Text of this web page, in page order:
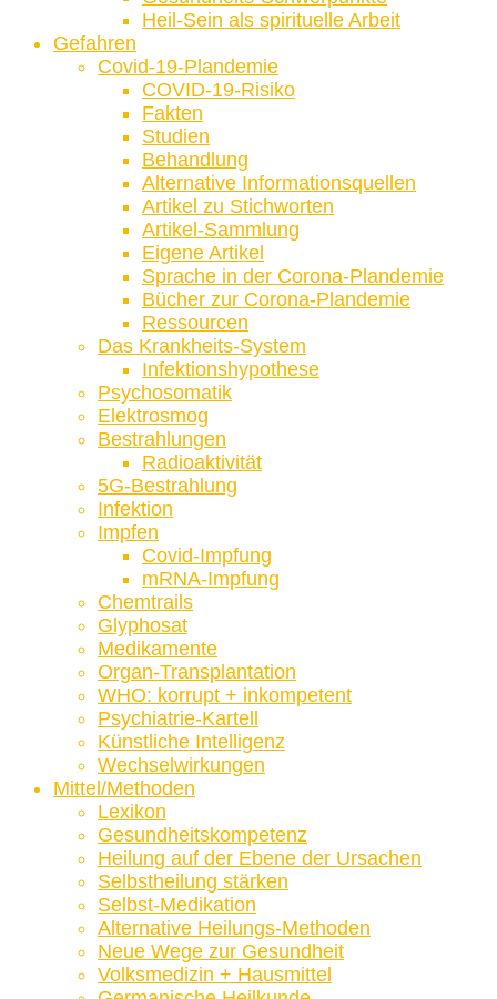
Heil-Sein als spirituelle Arbeit
Gefahren
Covid-19-Plandemie
COVID-19-Risiko
Fakten
Studien
Behandlung
Alternative Informationsquellen
Artikel zu Stichworten
Artikel-Sammlung
Eigene Artikel
Sprache in der Corona-Plandemie
Bücher zur Corona-Plandemie
Ressourcen
Das Krankheits-System
Infektionshypothese
Psychosomatik
Elektrosmog
Bestrahlungen
Radioaktivität
5G-Bestrahlung
Infektion
Impfen
Covid-Impfung
mRNA-Impfung
Chemtrails
Glyphosat
Medikamente
Organ-Transplantation
WHO: korrupt + inkompetent
Psychiatrie-Kartell
Künstliche Intelligenz
Wechselwirkungen
Mittel/Methoden
Lexikon
Gesundheitskompetenz
Heilung auf der Ebene der Ursachen
Selbstheilung stärken
Selbst-Medikation
Alternative Heilungs-Methoden
Neue Wege zur Gesundheit
Volksmedizin + Hausmittel